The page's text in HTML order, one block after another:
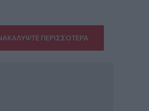
ΠΕΡΙΣΣΟΤΕΡΑ